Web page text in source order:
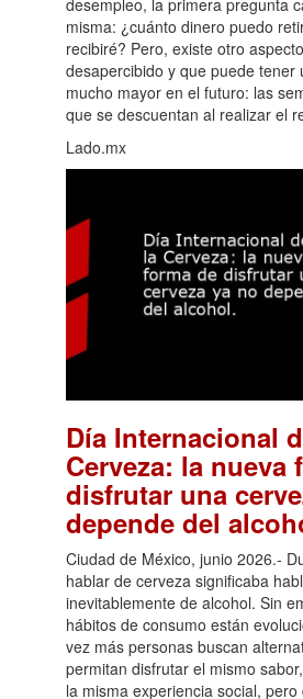
misma: ¿cuánto dinero puedo
recibiré? Pero, existe otro
desapercibido y que puede tener
mucho mayor en el futuro: las
que se descuentan al realizar el
Lado.mx
Día Internacional
Cerveza: la nueva
disfrutar una
depende del
Ciudad de México, junio 2026.-
hablar de cerveza significaba
inevitablemente de alcohol. Sin
hábitos de consumo están
vez más personas buscan
permitan disfrutar el mismo
la misma experiencia social,